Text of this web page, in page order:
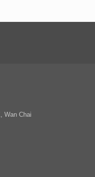
Wan Chai